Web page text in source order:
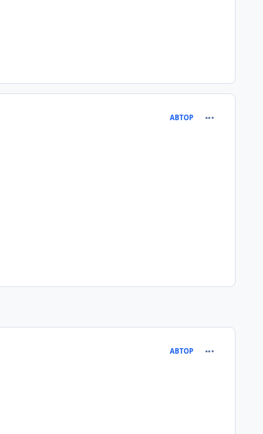
АВТОР
АВТОР